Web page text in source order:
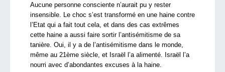
Aucune personne consciente n’aurait pu y rester
insensible. Le choc s’est transformé en une haine contre
l’Etat qui a fait tout cela, et dans des cas extrêmes
cette haine a aussi faire sortir l’antisémitisme de sa
tanière. Oui, il y a de l’antisémitisme dans le monde,
même au 21ème siècle, et Israël l’a alimenté. Israël l’a
nourri avec d’abondantes excuses à la haine.